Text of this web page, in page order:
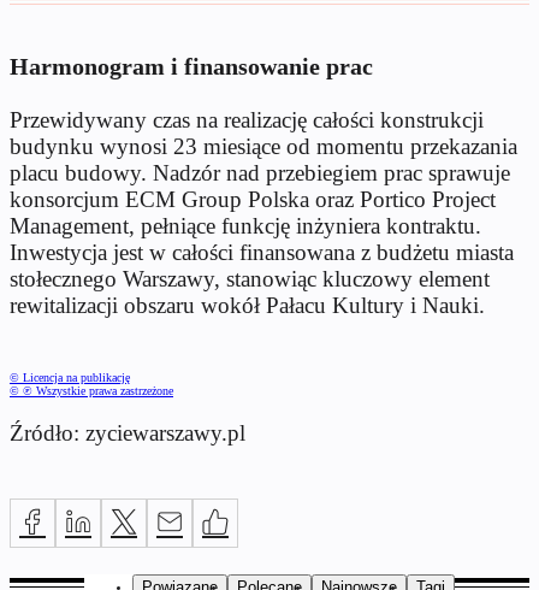
Harmonogram i finansowanie prac
Przewidywany czas na realizację całości konstrukcji
budynku wynosi 23 miesiące od momentu przekazania
placu budowy. Nadzór nad przebiegiem prac sprawuje
konsorcjum ECM Group Polska oraz Portico Project
Management, pełniące funkcję inżyniera kontraktu.
Inwestycja jest w całości finansowana z budżetu miasta
stołecznego Warszawy, stanowiąc kluczowy element
rewitalizacji obszaru wokół Pałacu Kultury i Nauki.
© Licencja na publikację
© ℗ Wszystkie prawa zastrzeżone
Źródło: zyciewarszawy.pl